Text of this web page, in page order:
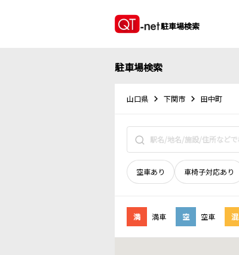
駐車場検索
駐車場検索
山口県 下関市 田中町
空車あり 車椅子対応あり
満 満車 空 空車 混